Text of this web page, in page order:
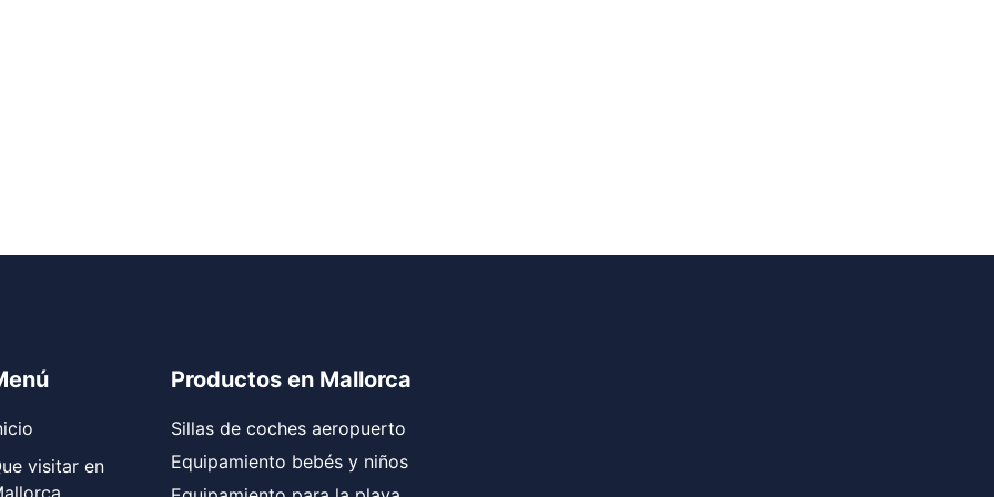
visitar en
Productos en Mallorca
Sillas de coches aeropuerto
Equipamiento bebés y niños